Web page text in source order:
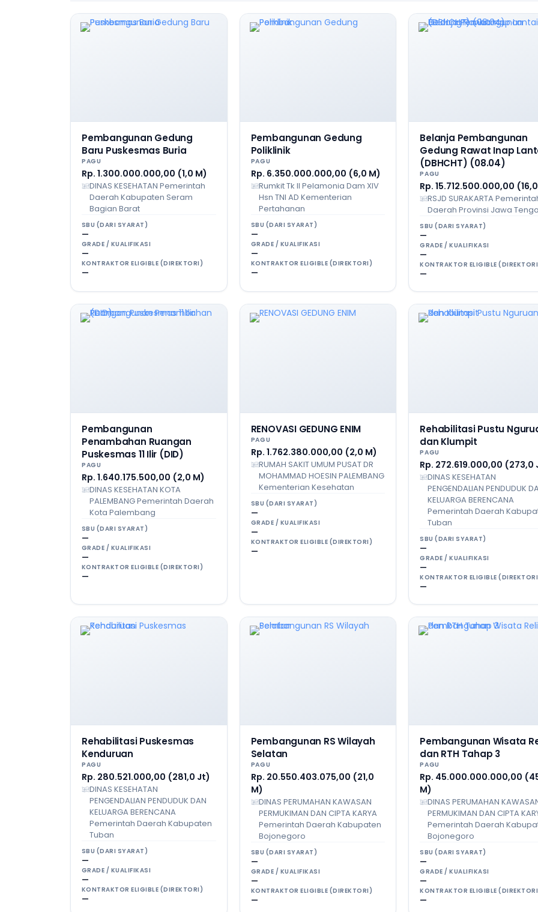
Pembangunan Gedung
Baru Puskesmas Buria
PAGU
Rp. 1.300.000.000,00 (1,0 M)
DINAS KESEHATAN Pemerintah
Daerah Kabupaten Seram
Bagian Barat
SBU (DARI SYARAT)
—
GRADE / KUALIFIKASI
—
KONTRAKTOR ELIGIBLE (DIREKTORI)
—
Pembangunan Gedung
Poliklinik
PAGU
Rp. 6.350.000.000,00 (6,0 M)
Rumkit Tk II Pelamonia Dam XIV
Hsn TNI AD Kementerian
Pertahanan
SBU (DARI SYARAT)
—
GRADE / KUALIFIKASI
—
KONTRAKTOR ELIGIBLE (DIREKTORI)
—
Belanja Pembangunan
Gedung Rawat Inap
(DBHCHT) (08.04)
PAGU
Rp. 15.712.500.000,00
RSJD SURAKARTA
Daerah Provinsi Jawa
SBU (DARI SYARAT)
—
GRADE / KUALIFIKASI
—
KONTRAKTOR ELIGIBLE
—
Pembangunan
Penambahan Ruangan
Puskesmas 11 Ilir (DID)
PAGU
Rp. 1.640.175.500,00 (2,0 M)
DINAS KESEHATAN KOTA
PALEMBANG Pemerintah Daerah
Kota Palembang
SBU (DARI SYARAT)
—
GRADE / KUALIFIKASI
—
KONTRAKTOR ELIGIBLE (DIREKTORI)
—
RENOVASI GEDUNG ENIM
PAGU
Rp. 1.762.380.000,00 (2,0 M)
RUMAH SAKIT UMUM PUSAT DR
MOHAMMAD HOESIN PALEMBANG
Kementerian Kesehatan
SBU (DARI SYARAT)
—
GRADE / KUALIFIKASI
—
KONTRAKTOR ELIGIBLE (DIREKTORI)
—
Rehabilitasi Pustu
dan Klumpit
PAGU
Rp. 272.619.000,00 (273,0
DINAS KESEHATAN
PENGENDALIAN PENDUDUK
KELUARGA BERENCANA
Pemerintah Daerah
Tuban
SBU (DARI SYARAT)
—
GRADE / KUALIFIKASI
—
KONTRAKTOR ELIGIBLE
—
Rehabilitasi Puskesmas
Kenduruan
PAGU
Rp. 280.521.000,00 (281,0 Jt)
DINAS KESEHATAN
PENGENDALIAN PENDUDUK DAN
KELUARGA BERENCANA
Pemerintah Daerah Kabupaten
Tuban
SBU (DARI SYARAT)
—
GRADE / KUALIFIKASI
—
KONTRAKTOR ELIGIBLE (DIREKTORI)
—
Pembangunan RS Wilayah
Selatan
PAGU
Rp. 20.550.403.075,00 (21,0
M)
DINAS PERUMAHAN KAWASAN
PERMUKIMAN DAN CIPTA KARYA
Pemerintah Daerah Kabupaten
Bojonegoro
SBU (DARI SYARAT)
—
GRADE / KUALIFIKASI
—
KONTRAKTOR ELIGIBLE (DIREKTORI)
—
Pembangunan Wisata
dan RTH Tahap 3
PAGU
Rp. 45.000.000.000,00
M)
DINAS PERUMAHAN
PERMUKIMAN DAN CIPTA
Pemerintah Daerah
Bojonegoro
SBU (DARI SYARAT)
—
GRADE / KUALIFIKASI
—
KONTRAKTOR ELIGIBLE
—